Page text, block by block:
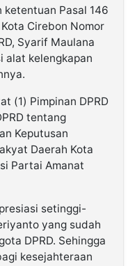
ketentuan Pasal 146
Cirebon Nomor
Syarif Maulana
alat kelengkapan
(1) Pimpinan DPRD
tentang
Keputusan
Daerah Kota
Partai Amanat
setinggi-
yang sudah
DPRD. Sehingga
kesejahteraan